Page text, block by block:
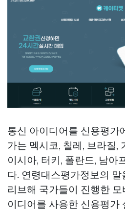
통신 아이디어를 신용평가
가는 멕시코, 칠레, 브라질,
이시아, 터키, 폴란드, 남아
다. 연령대스평가정보의 말
리브해 국가들이 진행한 모
이디어를 사용한 신용평가